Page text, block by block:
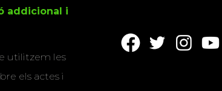
addicional i
utilitzem les
els actes i